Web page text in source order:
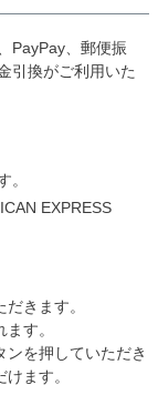
PayPay、郵便振
引換がご利用いた
。
きます。
す。
ンを押していただき
ます。